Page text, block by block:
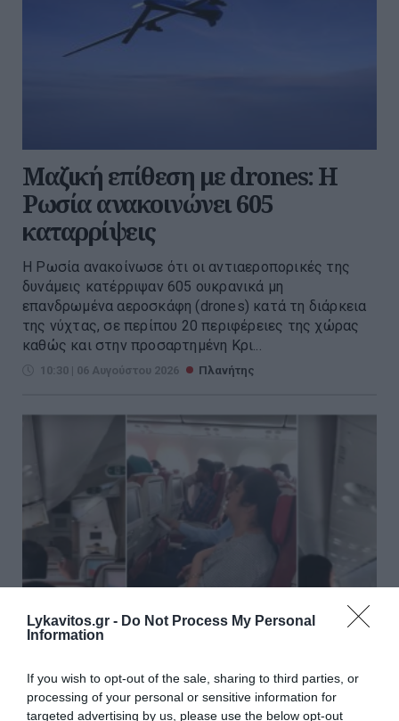
Lykavitos.gr - Do Not Process My Personal
Information
If you wish to opt-out of the sale, sharing to third parties, or
processing of your personal or sensitive information for
targeted advertising by us, please use the below opt-out
Μαζική επίθεση με drones: Η
Ρωσία ανακοινώνει 605
καταρρίψεις
Η Ρωσία ανακοίνωσε ότι οι αντιαεροπορικές της
δυνάμεις κατέρριψαν 605 ουκρανικά μη
επανδρωμένα αεροσκάφη (drones) κατά τη διάρκεια
της νύχτας, σε περίπου 20 περιφέρειες της χώρας
καθώς και στην προσαρτημένη Κρι...
10:30 | 06 Αυγούστου 2026 Πλανήτης
Ινδία: 12 τραυματίες από